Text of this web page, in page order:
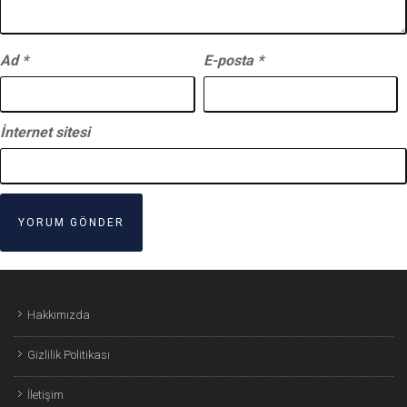
Ad * E-posta *
İnternet sitesi
Hakkımızda
Gizlilik Politikası
İletişim